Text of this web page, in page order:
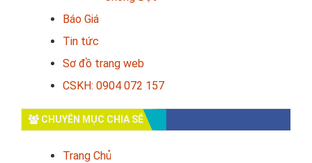
Báo Giá
Tin tức
Sơ đồ trang web
CSKH: 0904 072 157
CHUYÊN MỤC CHIA SẺ
Trang Chủ